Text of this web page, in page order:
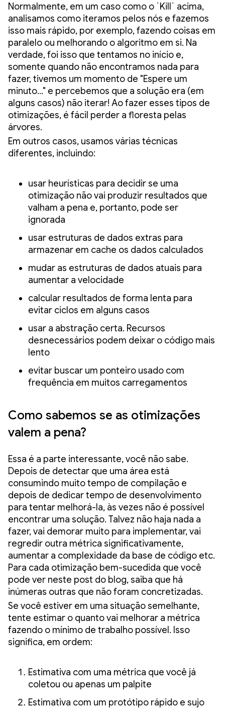
Normalmente, em um caso como o `Kill` acima,
analisamos como iteramos pelos nós e fazemos
isso mais rápido, por exemplo, fazendo coisas em
paralelo ou melhorando o algoritmo em si. Na
verdade, foi isso que tentamos no início e,
somente quando não encontramos nada para
fazer, tivemos um momento de "Espere um
minuto…" e percebemos que a solução era (em
alguns casos) não iterar! Ao fazer esses tipos de
otimizações, é fácil perder a floresta pelas
árvores.
Em outros casos, usamos várias técnicas
diferentes, incluindo:
usar heurísticas para decidir se uma
otimização não vai produzir resultados que
valham a pena e, portanto, pode ser
ignorada
usar estruturas de dados extras para
armazenar em cache os dados calculados
mudar as estruturas de dados atuais para
aumentar a velocidade
calcular resultados de forma lenta para
evitar ciclos em alguns casos
usar a abstração certa. Recursos
desnecessários podem deixar o código mais
lento
evitar buscar um ponteiro usado com
frequência em muitos carregamentos
Como sabemos se as otimizações
valem a pena?
Essa é a parte interessante, você não sabe.
Depois de detectar que uma área está
consumindo muito tempo de compilação e
depois de dedicar tempo de desenvolvimento
para tentar melhorá-la, às vezes não é possível
encontrar uma solução. Talvez não haja nada a
fazer, vai demorar muito para implementar, vai
regredir outra métrica significativamente,
aumentar a complexidade da base de código etc.
Para cada otimização bem-sucedida que você
pode ver neste post do blog, saiba que há
inúmeras outras que não foram concretizadas.
Se você estiver em uma situação semelhante,
tente estimar o quanto vai melhorar a métrica
fazendo o mínimo de trabalho possível. Isso
significa, em ordem:
Estimativa com uma métrica que você já
coletou ou apenas um palpite
Estimativa com um protótipo rápido e sujo